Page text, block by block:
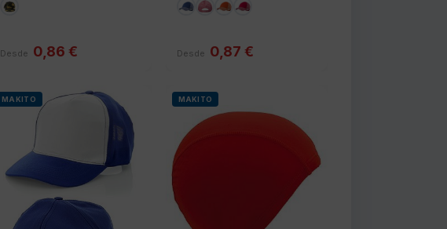
Desde 0,86 € Desde 0,87 €
MAKITO MAKITO